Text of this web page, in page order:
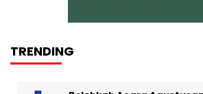
TRENDING